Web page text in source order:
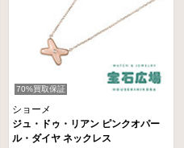
70%買取保証
ショーメ
ジュ・ドゥ・リアン ピンクオパー
ル・ダイヤ ネックレス